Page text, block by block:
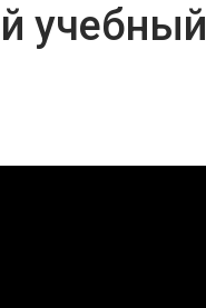
учебный